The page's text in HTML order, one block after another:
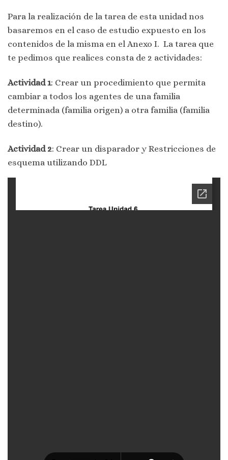
Para la realización de la tarea de esta unidad nos
basaremos en el caso de estudio expuesto en los
contenidos de la misma en el Anexo I. La tarea que
te pedimos que realices consta de 2 actividades:
Actividad 1: Crear un procedimiento que permita
cambiar a todos los agentes de una familia
determinada (familia origen) a otra familia (familia
destino).
Actividad 2: Crear un disparador y Restricciones de
esquema utilizando DDL